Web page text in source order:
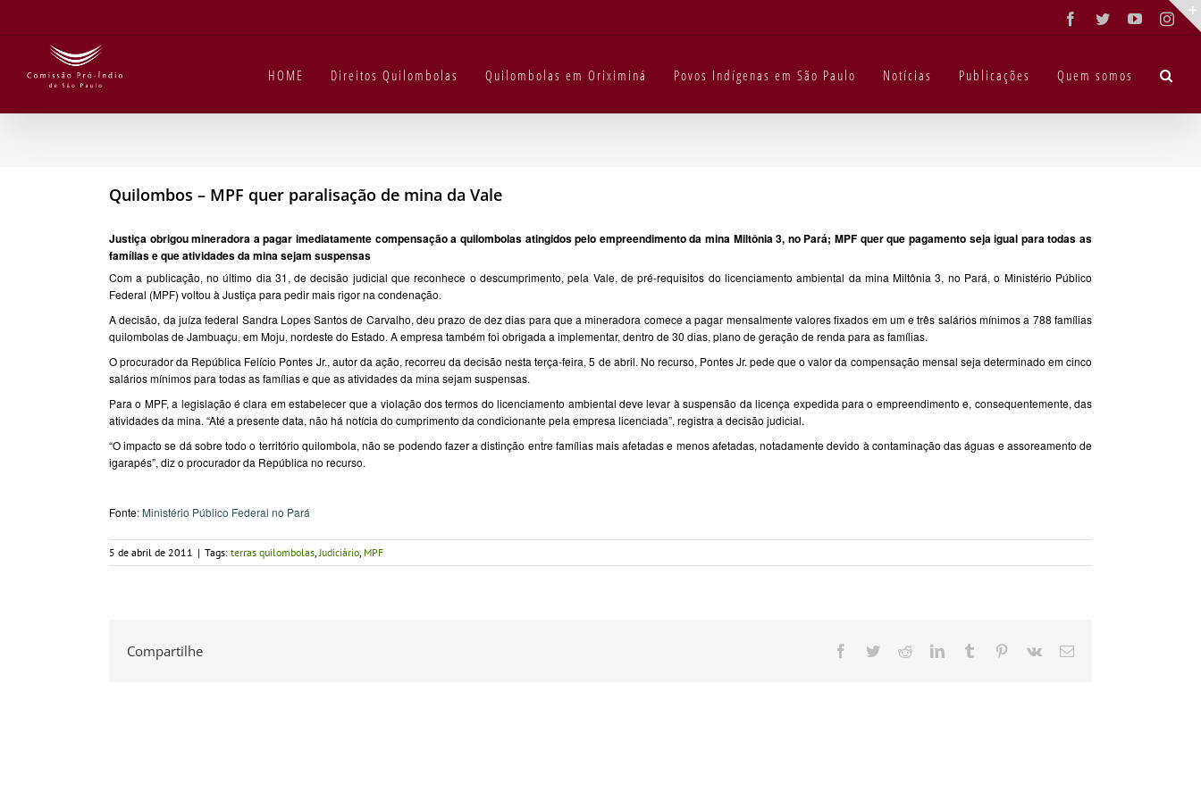
Facebook
TwitterYouTube
HOME Direitos Quilombolas Quilombolas em Oriximiná Povos Indígenas em São Paulo Notícias Publicações Quem somos
Quilombos – MPF quer paralisação de mina da Vale
Justiça obrigou mineradora a pagar imediatamente compensação a quilombolas atingidos pelo empreendimento da mina Miltônia 3, no Pará; MPF quer que pagamento seja igual para todas as
famílias e que atividades da mina sejam suspensas
Com a publicação, no último dia 31, de decisão judicial que reconhece o descumprimento, pela Vale, de pré-requisitos do licenciamento ambiental da mina Miltônia 3, no Pará, o Ministério Público
Federal (MPF) voltou à Justiça para pedir mais rigor na condenação.
A decisão, da juíza federal Sandra Lopes Santos de Carvalho, deu prazo de dez dias para que a mineradora comece a pagar mensalmente valores fixados em um e três salários mínimos a 788 famílias
quilombolas de Jambuaçu, em Moju, nordeste do Estado. A empresa também foi obrigada a implementar, dentro de 30 dias, plano de geração de renda para as famílias.
O procurador da República Felício Pontes Jr., autor da ação, recorreu da decisão nesta terça-feira, 5 de abril. No recurso, Pontes Jr. pede que o valor da compensação mensal seja determinado em cinco
salários mínimos para todas as famílias e que as atividades da mina sejam suspensas.
Para o MPF, a legislação é clara em estabelecer que a violação dos termos do licenciamento ambiental deve levar à suspensão da licença expedida para o empreendimento e, consequentemente, das
atividades da mina. “Até a presente data, não há notícia do cumprimento da condicionante pela empresa licenciada”, registra a decisão judicial.
“O impacto se dá sobre todo o território quilombola, não se podendo fazer a distinção entre famílias mais afetadas e menos afetadas, notadamente devido à contaminação das águas e assoreamento de
igarapés”, diz o procurador da República no recurso.
Fonte: Ministério Público Federal no Pará
5 de abril de 2011 | Tags: terras quilombolas,Judiciário, MPF
Compartilhe Facebook
TwitterRedditLinkedInTumblr Pinterest
Vk
E-